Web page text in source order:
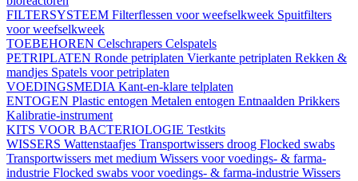
FILTERSYSTEEM Filterflessen voor weefselkweek Spuitfilters
voor weefselkweek
TOEBEHOREN Celschrapers Celspatels
PETRIPLATEN Ronde petriplaten Vierkante petriplaten Rekken &
mandjes Spatels voor petriplaten
VOEDINGSMEDIA Kant-en-klare telplaten
ENTOGEN Plastic entogen Metalen entogen Entnaalden Prikkers
Kalibratie-instrument
KITS VOOR BACTERIOLOGIE Testkits
WISSERS Wattenstaafjes Transportwissers droog Flocked swabs
Transportwissers met medium Wissers voor voedings- & farma-
industrie Flocked swabs voor voedings- & farma-industrie Wissers